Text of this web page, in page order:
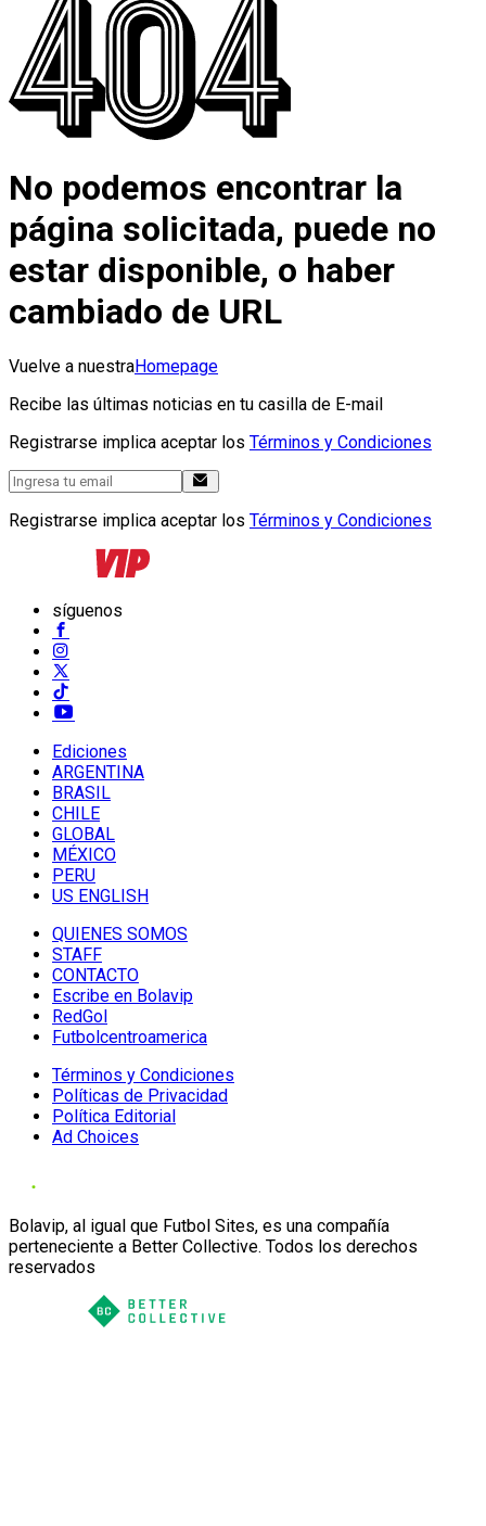
No podemos encontrar la
página solicitada, puede no
estar disponible, o haber
cambiado de URL
Vuelve a nuestraHomepage
Recibe las últimas noticias en tu casilla de E-mail
Registrarse implica aceptar los Términos y Condiciones
Registrarse implica aceptar los Términos y Condiciones
síguenos
Ediciones
ARGENTINA
BRASIL
CHILE
GLOBAL
MÉXICO
PERU
US ENGLISH
QUIENES SOMOS
STAFF
CONTACTO
Escribe en Bolavip
RedGol
Futbolcentroamerica
Términos y Condiciones
Políticas de Privacidad
Política Editorial
Ad Choices
Bolavip, al igual que Futbol Sites, es una compañía
perteneciente a Better Collective. Todos los derechos
reservados